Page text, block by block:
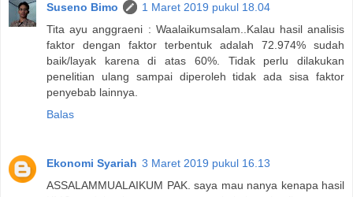
Suseno Bimo
1 Maret 2019 pukul 18.04
Tita ayu anggraeni : Waalaikumsalam..Kalau hasil analisis
faktor dengan faktor terbentuk adalah 72.974% sudah
baik/layak karena di atas 60%. Tidak perlu dilakukan
penelitian ulang sampai diperoleh tidak ada sisa faktor
penyebab lainnya.
Balas
Ekonomi Syariah 3 Maret 2019 pukul 16.13
ASSALAMMUALAIKUM PAK. saya mau nanya kenapa hasil